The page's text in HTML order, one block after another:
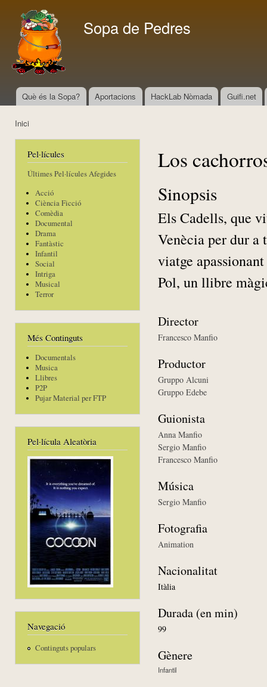
Sopa de Pedres
Menú principal
Què és la Sopa? Aportacions HackLab Nòmada Guifi.net
Inici
Pel·lícules
Últimes Pel·lícules Afegides
Acció
Ciència Ficció
Comèdia
Documental
Drama
Fantàstic
Infantil
Social
Intriga
Musical
Terror
Més Continguts
Documentals
Musica
Llibres
P2P
Pujar Material per FTP
Pel·lícula Aleatòria
Navegació
Continguts populars
Los
Sinopsis
Els Cadells, que
Venècia per dur a
viatge
Pol, un llibre
Director
Francesco Manfio
Productor
Gruppo Alcuni
Gruppo Edebe
Guionista
Anna Manfio
Sergio Manfio
Francesco Manfio
Música
Sergio Manfio
Fotografia
Animation
Nacionalitat
Itàlia
Durada (en min)
99
Gènere
Infantil